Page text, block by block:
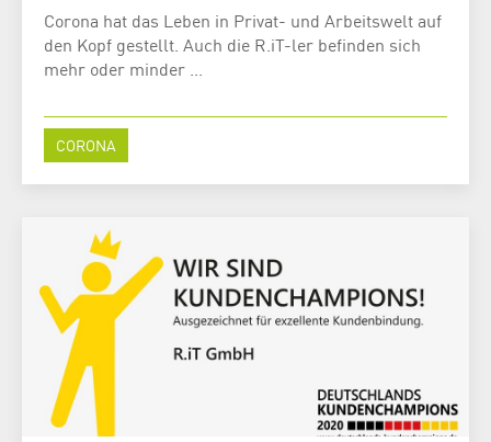
Corona hat das Leben in Privat- und Arbeitswelt auf
den Kopf gestellt. Auch die R.iT-ler befinden sich
mehr oder minder ...
CORONA